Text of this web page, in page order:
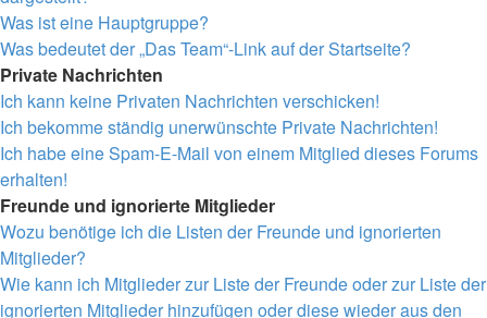
Was ist eine Hauptgruppe?
Was bedeutet der „Das Team“-Link auf der Startseite?
Private Nachrichten
Ich kann keine Privaten Nachrichten verschicken!
Ich bekomme ständig unerwünschte Private Nachrichten!
Ich habe eine Spam-E-Mail von einem Mitglied dieses Forums
erhalten!
Freunde und ignorierte Mitglieder
Wozu benötige ich die Listen der Freunde und ignorierten
Mitglieder?
Wie kann ich Mitglieder zur Liste der Freunde oder zur Liste der
ignorierten Mitglieder hinzufügen oder diese wieder aus den